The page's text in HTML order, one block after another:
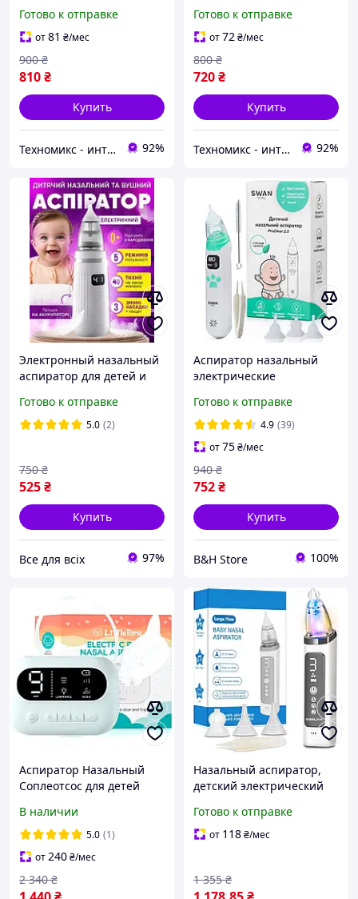
силиконовыми
наконечниками, носовой
аспиратор, детский
Готово к отправке
от81 ₴/мес
810₴
900 ₴
Купить
Техномикс - интернет - магазин качественной техники, электроники и других товаров для дома и работы 92%
питанием от USB, 4
насадки
Готово к отправке
от72₴/мес
720₴
800 ₴
Купить
Техномикс - интернет - магазин качественной техники, электроники и других товаров для дома и работы 92%
Электронный назальный
аспиратор для детей и
соплеотсос с насадками
для безопасной очистки
Готово к отправке
5.0 (2)
525₴
750 ₴
Купить
Все для всіх 97%
Аспиратор назальный
электрические
для носа новорожденных
детей Swan Baby
Готово к отправке
4.9 (39)
от75₴/мес
752₴
940 ₴
Купить
B&H Store 100%
Аспиратор Назальный
Соплеотсос для детей
подсветкой и музыкой
Электрический Голубой
В наличии
5.0 (1)
от240₴/мес
2 340 ₴
Назальный аспиратор,
детский электрический
очиститель носа с
музыкой и подсветкой
Готово к отправке
от 118₴/мес
1 355 ₴